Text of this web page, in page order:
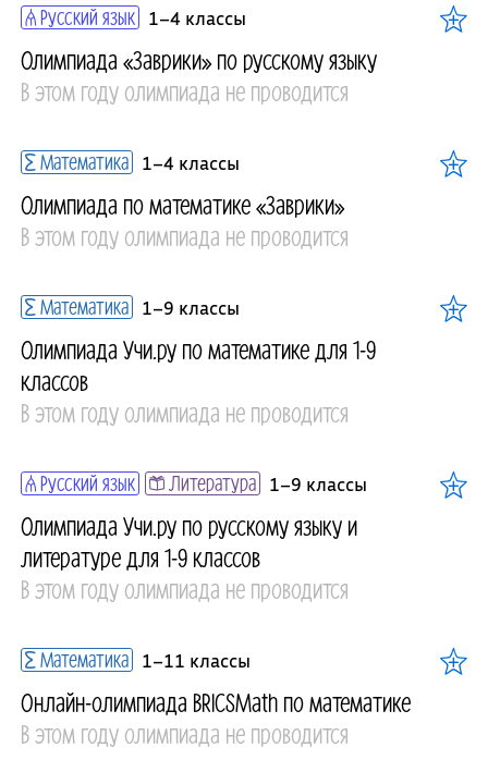
Русский язык 1–4 классы
Олимпиада «Заврики» по русскому языку
В этом году олимпиада не проводится
Математика 1–4 классы
Олимпиада по математике «Заврики»
В этом году олимпиада не проводится
Математика 1–9 классы
Олимпиада Учи.ру по математике для 1-9
классов
В этом году олимпиада не проводится
Русский язык Литература 1–9 классы
Олимпиада Учи.ру по русскому языку и
литературе для 1-9 классов
В этом году олимпиада не проводится
Математика 1–11 классы
Онлайн-олимпиада BRICSMath по математике
В этом году олимпиада не проводится